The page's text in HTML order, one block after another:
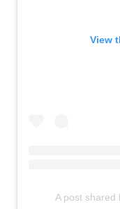
View
A post shared